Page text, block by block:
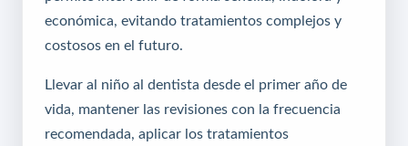
económica, evitando tratamientos complejos y
costosos en el futuro.
Llevar al niño al dentista desde el primer año de
vida, mantener las revisiones con la frecuencia
recomendada, aplicar los tratamientos